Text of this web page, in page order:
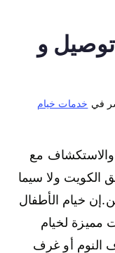
و توصيل و
في خدمات خيام
مع
الكويت ولا سيما
خيام الأطفال
مميزة لخيام
النوم أو غرف